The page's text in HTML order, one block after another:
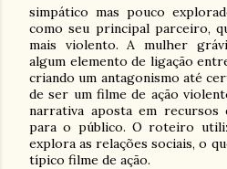
simpático mas pouco
como seu principal parceiro,
mais violento. A mulher
algum elemento de ligação
criando um antagonismo até
de ser um filme de ação
narrativa aposta em
para o público. O roteiro
explora as relações sociais, o
típico filme de ação.